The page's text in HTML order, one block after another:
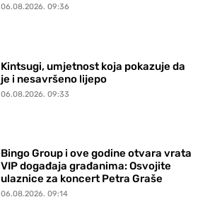
06.08.2026. 09:36
Kintsugi, umjetnost koja pokazuje da
je i nesavršeno lijepo
06.08.2026. 09:33
Bingo Group i ove godine otvara vrata
VIP događaja građanima: Osvojite
ulaznice za koncert Petra Graše
06.08.2026. 09:14